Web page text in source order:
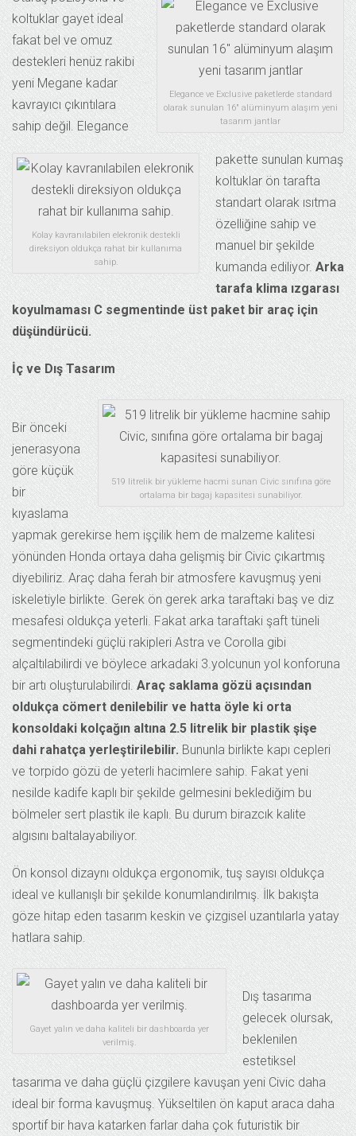
Elegance ve Exclusive paketlerde standard
olarak sunulan 16″ alüminyum alaşım yeni
tasarım jantlar
Kolay kavranılabilen elekronik destekli
direksiyon oldukça rahat bir kullanıma
sahip.
koltuklar gayet ideal
fakat bel ve omuz
destekleri henüz rakibi
yeni Megane kadar
kavrayıcı çıkıntılara
sahip değil. Elegance
pakette sunulan kumaş
koltuklar ön tarafta
standart olarak ısıtma
özelliğine sahip ve
manuel bir şekilde
kumanda ediliyor. Arka
tarafa klima ızgarası
koyulmaması C segmentinde üst paket bir araç için
düşündürücü.
İç ve Dış Tasarım
519 litrelik bir yükleme hacmi sunan Civic sınıfına göre
ortalama bir bagaj kapasitesi sunabiliyor.
Bir önceki
jenerasyona
göre küçük
bir
kıyaslama
yapmak gerekirse hem işçilik hem de malzeme kalitesi
yönünden Honda ortaya daha gelişmiş bir Civic çıkartmış
diyebiliriz. Araç daha ferah bir atmosfere kavuşmuş yeni
iskeletiyle birlikte. Gerek ön gerek arka taraftaki baş ve diz
mesafesi oldukça yeterli. Fakat arka taraftaki şaft tüneli
segmentindeki güçlü rakipleri Astra ve Corolla gibi
alçaltılabilirdi ve böylece arkadaki 3.yolcunun yol konforuna
bir artı oluşturulabilirdi. Araç saklama gözü açısından
oldukça cömert denilebilir ve hatta öyle ki orta
konsoldaki kolçağın altına 2.5 litrelik bir plastik şişe
dahi rahatça yerleştirilebilir. Bununla birlikte kapı cepleri
ve torpido gözü de yeterli hacimlere sahip. Fakat yeni
nesilde kadife kaplı bir şekilde gelmesini beklediğim bu
bölmeler sert plastik ile kaplı. Bu durum birazcık kalite
algısını baltalayabiliyor.
Ön konsol dizaynı oldukça ergonomik, tuş sayısı oldukça
ideal ve kullanışlı bir şekilde konumlandırılmış. İlk bakışta
göze hitap eden tasarım keskin ve çizgisel uzantılarla yatay
hatlara sahip.
Gayet yalın ve daha kaliteli bir dashboarda yer
verilmiş.
Dış tasarıma
gelecek olursak,
beklenilen
estetiksel
tasarıma ve daha güçlü çizgilere kavuşan yeni Civic daha
ideal bir forma kavuşmuş. Yükseltilen ön kaput araca daha
sportif bir hava katarken farlar daha çok futuristik bir